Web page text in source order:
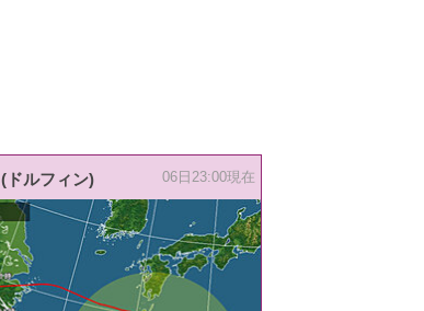
(ドルフィン) 06日23:00現在